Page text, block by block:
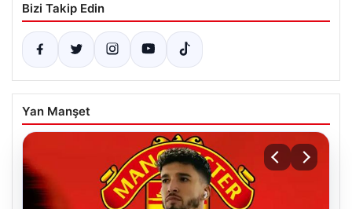
Bizi Takip Edin
Yan Manşet